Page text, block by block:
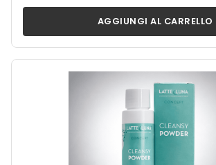
AGGIUNGI AL CARRELLO